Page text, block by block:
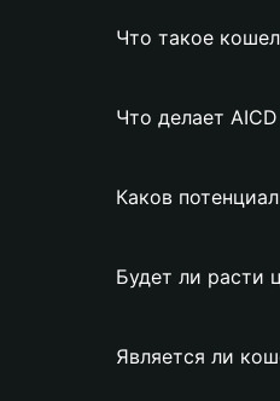
Что такое
Что делает
Каков
Будет ли расти
Является ли